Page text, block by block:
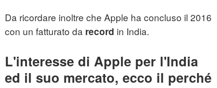
Da ricordare inoltre che Apple ha concluso il 2016
con un fatturato da record in India.
L'interesse di Apple per l'India
ed il suo mercato, ecco il perché